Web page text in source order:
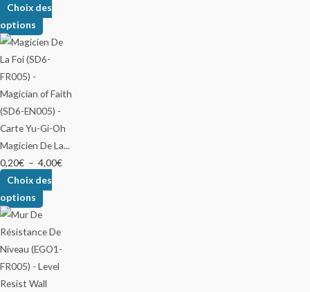
Choix des
options
Magicien De La...
0,20€ – 4,00€
Choix des
options